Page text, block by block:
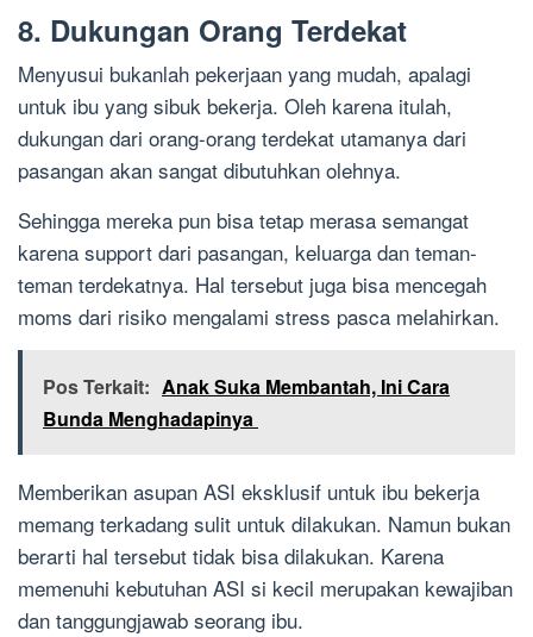
8. Dukungan Orang Terdekat
Menyusui bukanlah pekerjaan yang mudah, apalagi
untuk ibu yang sibuk bekerja. Oleh karena itulah,
dukungan dari orang-orang terdekat utamanya dari
pasangan akan sangat dibutuhkan olehnya.
Sehingga mereka pun bisa tetap merasa semangat
karena support dari pasangan, keluarga dan teman-
teman terdekatnya. Hal tersebut juga bisa mencegah
moms dari risiko mengalami stress pasca melahirkan.
Pos Terkait: Anak Suka Membantah, Ini Cara
Bunda Menghadapinya
Memberikan asupan ASI eksklusif untuk ibu bekerja
memang terkadang sulit untuk dilakukan. Namun bukan
berarti hal tersebut tidak bisa dilakukan. Karena
memenuhi kebutuhan ASI si kecil merupakan kewajiban
dan tanggungjawab seorang ibu.